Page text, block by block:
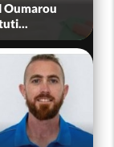
Oumarou